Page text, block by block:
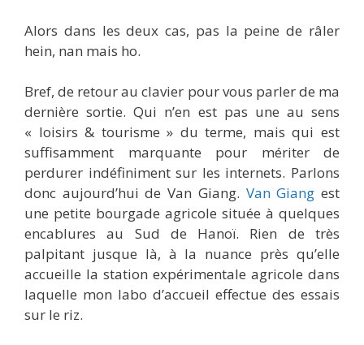
Alors dans les deux cas, pas la peine de râler
hein, nan mais ho.
Bref, de retour au clavier pour vous parler de ma
dernière sortie. Qui n’en est pas une au sens
« loisirs & tourisme » du terme, mais qui est
suffisamment marquante pour mériter de
perdurer indéfiniment sur les internets. Parlons
donc aujourd’hui de Van Giang. Van Giang est
une petite bourgade agricole située à quelques
encablures au Sud de Hanoï. Rien de très
palpitant jusque là, à la nuance près qu’elle
accueille la station expérimentale agricole dans
laquelle mon labo d’accueil effectue des essais
sur le riz.